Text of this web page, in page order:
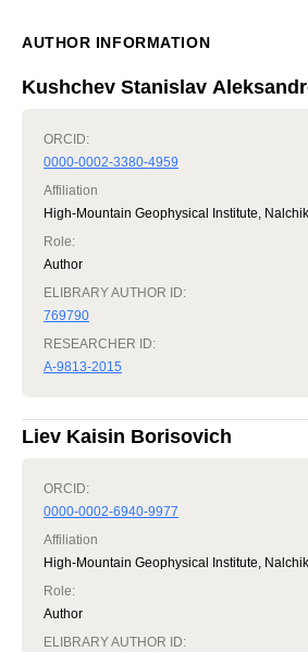
AUTHOR INFORMATION
Kushchev Stanislav
ORCID:
0000-0002-3380-4959
Affiliation
High-Mountain Geophysical Institute,
Role:
Author
ELIBRARY AUTHOR ID:
769790
RESEARCHER ID:
A-9813-2015
Liev Kaisin Borisovich
ORCID:
0000-0002-6940-9977
Affiliation
High-Mountain Geophysical Institute,
Role:
Author
ELIBRARY AUTHOR ID: